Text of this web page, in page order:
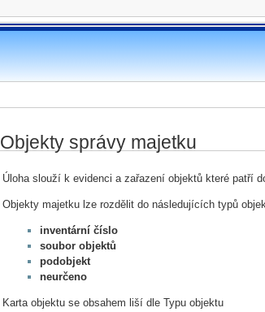
Objekty správy majetku
Úloha slouží k evidenci a zařazení objektů které patří
Objekty majetku lze rozdělit do následujících typů
inventární číslo
soubor objektů
podobjekt
neurčeno
Karta objektu se obsahem liší dle Typu objektu